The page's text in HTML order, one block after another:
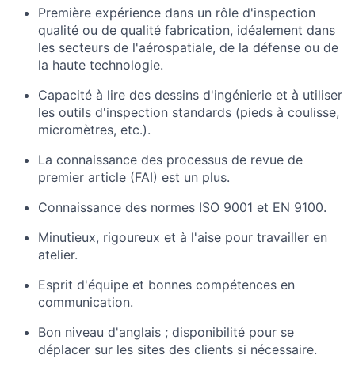
Première expérience dans un rôle d'inspection
qualité ou de qualité fabrication, idéalement dans
les secteurs de l'aérospatiale, de la défense ou de
la haute technologie.
Capacité à lire des dessins d'ingénierie et à utiliser
les outils d'inspection standards (pieds à coulisse,
micromètres, etc.).
La connaissance des processus de revue de
premier article (FAI) est un plus.
Connaissance des normes ISO 9001 et EN 9100.
Minutieux, rigoureux et à l'aise pour travailler en
atelier.
Esprit d'équipe et bonnes compétences en
communication.
Bon niveau d'anglais ; disponibilité pour se
déplacer sur les sites des clients si nécessaire.